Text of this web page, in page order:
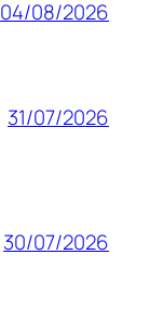
04/08/2026
31/07/2026
30/07/2026